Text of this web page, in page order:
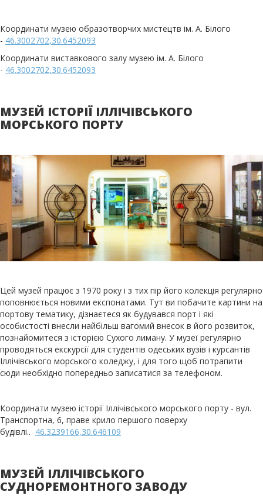
Координати музею образотворчих мистецтв ім. А. Білого
- 46.3002702,30.6452093
Координати виставкового залу музею ім. А. Білого
- 46.3002702,30.6452093
МУЗЕЙ ІСТОРІЇ ІЛЛІЧІВСЬКОГО
МОРСЬКОГО ПОРТУ
Цей музей працює з 1970 року і з тих пір його колекція регулярно
поповнюється новими експонатами. Тут ви побачите картини на
портову тематику, дізнаєтеся як будувався порт і які
особистості внесли найбільш вагомий внесок в його розвиток,
познайомитеся з історією Сухого лиману. У музеї регулярно
проводяться екскурсії для студентів одеських вузів і курсантів
Іллічівського морського коледжу, і для того щоб потрапити
сюди необхідно попередньо записатися за телефоном.
Координати музею історії Іллічівського морського порту - вул.
Транспортна, 6, праве крило першого поверху
будівлі.. 46.3239166,30.646109
МУЗЕЙ ІЛЛІЧІВСЬКОГО
СУДНОРЕМОНТНОГО ЗАВОДУ